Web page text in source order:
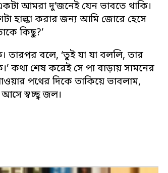
আমরা দু’জনেই যেন ভাবতে থাকি।
হাল্কা করার জন্য আমি জোরে হেসে
কিছু?’
তারপর বলে, ‘তুই যা যা বললি, তার
কথা শেষ করেই সে পা বাড়ায় সামনের
পথের দিকে তাকিয়ে ভাবলাম,
স্বচ্ছ্ব জল।